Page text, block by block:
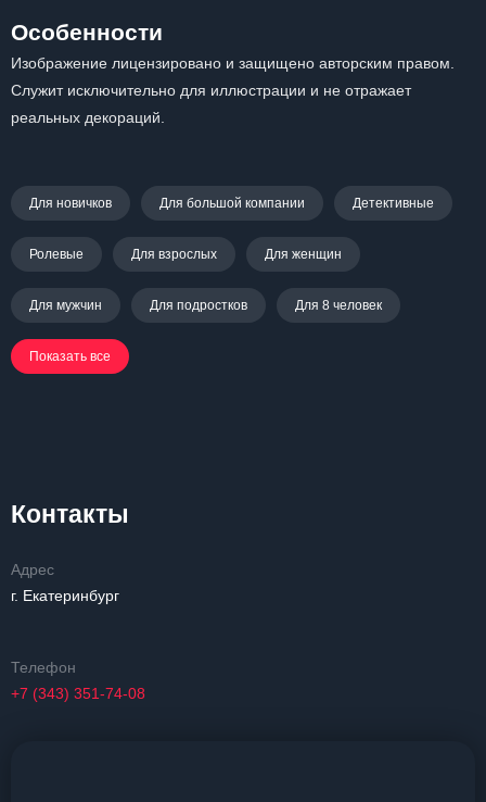
Особенности
Изображение лицензировано и защищено авторским правом.
Служит исключительно для иллюстрации и не отражает
реальных декораций.
Для новичков Для большой компании Детективные
Ролевые Для взрослых Для женщин
Для мужчин Для подростков Для 8 человек
Показать все
Контакты
Адрес
г. Екатеринбург
Телефон
+7 (343) 351-74-08